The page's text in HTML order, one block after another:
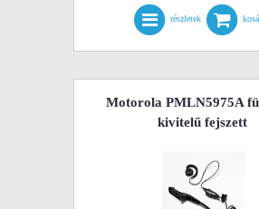
részletek
Motorola PMLN5975A
kivitelű fejszett